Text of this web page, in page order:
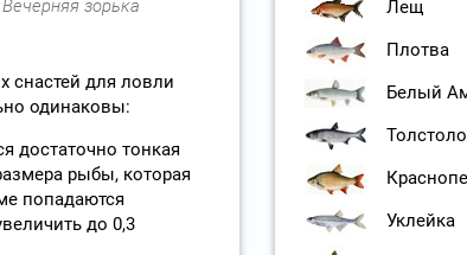
зорька
снастей для ловли
одинаковы:
достаточно тонкая
рыбы, которая
попадаются
до 0,3
Лещ
Плотва
Белый
Уклейка